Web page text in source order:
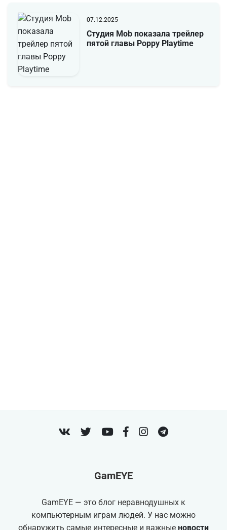
07.12.2025
Студия Mob показала трейлер
пятой главы Poppy Playtime
GamEYE
GamEYE — это блог неравнодушных к
компьютерным играм людей. У нас можно
обнаружить самые интересные и важные новости